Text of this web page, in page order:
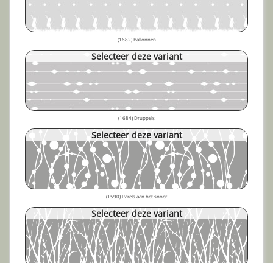
(1682) Ballonnen
Selecteer deze variant
(1684) Druppels
Selecteer deze variant
(1590) Parels aan het snoer
Selecteer deze variant